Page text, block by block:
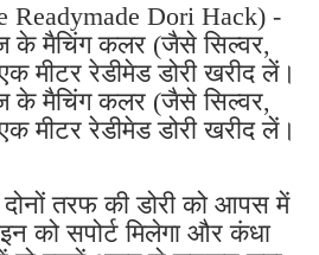
Readymade Dori Hack) -
के मैचिंग कलर (जैसे सिल्वर,
मीटर रेडीमेड डोरी खरीद लें।
के मैचिंग कलर (जैसे सिल्वर,
मीटर रेडीमेड डोरी खरीद लें।
तरफ की डोरी को आपस में
को सपोर्ट मिलेगा और कंधा